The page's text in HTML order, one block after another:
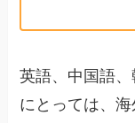
英語、中国語
にとっては、